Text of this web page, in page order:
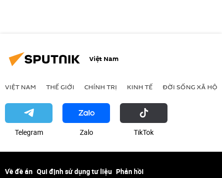
Việt Nam
VIỆT NAM THẾ GIỚI CHÍNH TRỊ KINH TẾ ĐỜI SỐNG XÃ HỘI
Telegram Zalo ТikТоk
Về đề án Qui định sử dụng tư liệu Phản hồi